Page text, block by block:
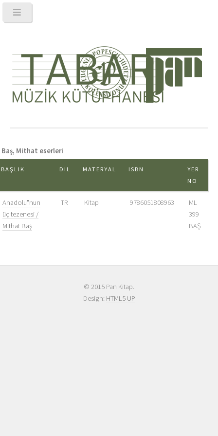
Baş, Mithat eserleri
BAŞLIK DIL MATERYAL ISBN
YER
NO
Anadolu"nun
üç tezenesi /
Mithat Baş
TR Kitap 9786051808963
ML
399
BAŞ
© 2015 Pan Kitap.
Design: HTML5 UP